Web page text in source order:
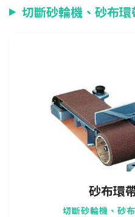
切斷砂輪機、砂布
砂布環
切斷砂輪機、砂